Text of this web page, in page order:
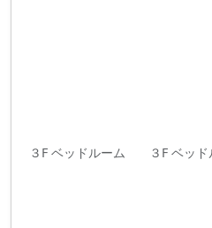
３F ベッドルーム ３F ベッ